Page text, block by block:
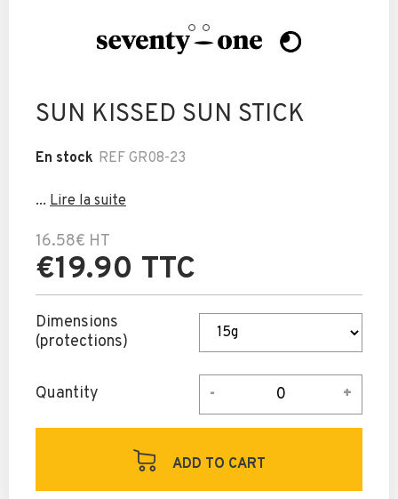
SUN KISSED SUN STICK
En stock REF GR08-23
... Lire la suite
16.58€ HT
€19.90 TTC
Dimensions
(protections)
Quantity
ADD TO CART